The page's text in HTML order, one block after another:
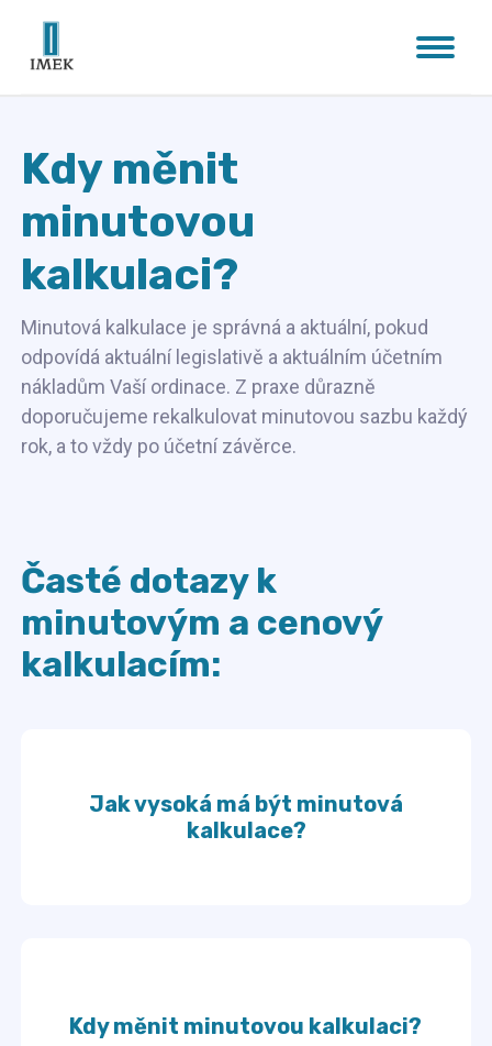
Kdy měnit
minutovou
kalkulaci?
Minutová kalkulace je správná a aktuální, pokud
odpovídá aktuální legislativě a aktuálním účetním
nákladům Vaší ordinace. Z praxe důrazně
doporučujeme rekalkulovat minutovou sazbu každý
rok, a to vždy po účetní závěrce.
Časté dotazy k
minutovým a cenový
kalkulacím:
Jak vysoká má být minutová
kalkulace?
Kdy měnit minutovou kalkulaci?